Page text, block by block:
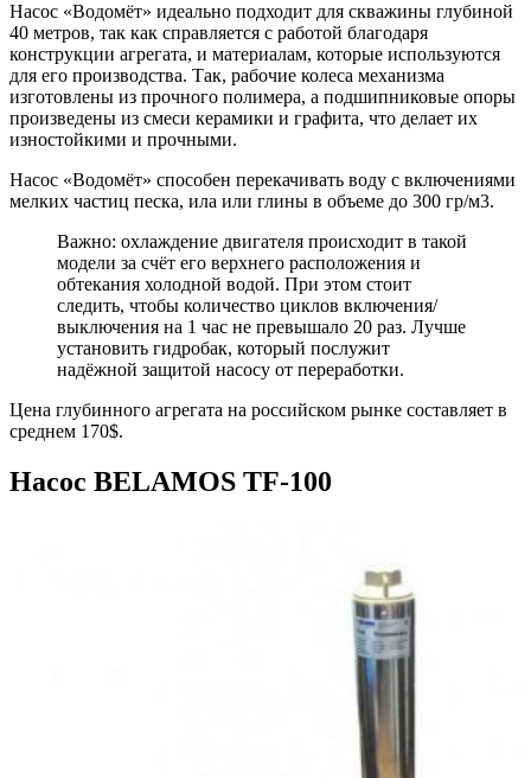
Насос «Водомёт» идеально подходит для скважины глубиной
40 метров, так как справляется с работой благодаря
конструкции агрегата, и материалам, которые используются
для его производства. Так, рабочие колеса механизма
изготовлены из прочного полимера, а подшипниковые опоры
произведены из смеси керамики и графита, что делает их
изностойкими и прочными.
Насос «Водомёт» способен перекачивать воду с включениями
мелких частиц песка, ила или глины в объеме до 300 гр/м3.
Важно: охлаждение двигателя происходит в такой
модели за счёт его верхнего расположения и
обтекания холодной водой. При этом стоит
следить, чтобы количество циклов включения/
выключения на 1 час не превышало 20 раз. Лучше
установить гидробак, который послужит
надёжной защитой насосу от переработки.
Цена глубинного агрегата на российском рынке составляет в
среднем 170$.
Насос BELAMOS TF-100